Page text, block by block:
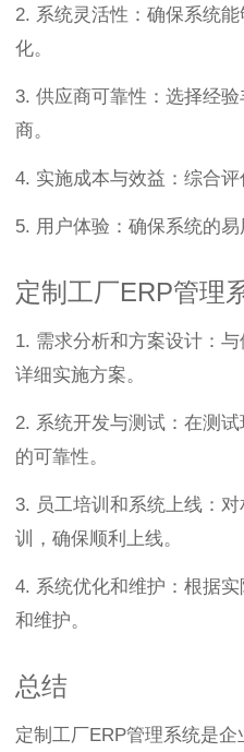
2. 系统灵活性：确保系统
化。
3. 供应商可靠性：选择经
商。
4. 实施成本与效益：综合评
5. 用户体验：确保系统的易
定制工厂ERP管理
1. 需求分析和方案设计：
详细实施方案。
2. 系统开发与测试：在测
的可靠性。
3. 员工培训和系统上线：
训，确保顺利上线。
4. 系统优化和维护：根据
和维护。
总结
定制工厂ERP管理系统是